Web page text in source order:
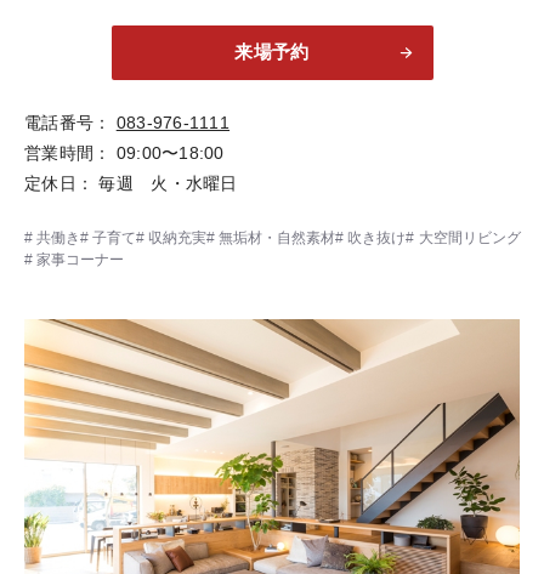
来場予約
電話番号
083-976-1111
営業時間
09:00〜18:00
定休日
毎週 火・水曜日
共働き 子育て 収納充実 無垢材・自然素材 吹き抜け
大空間リビング
家事コーナー